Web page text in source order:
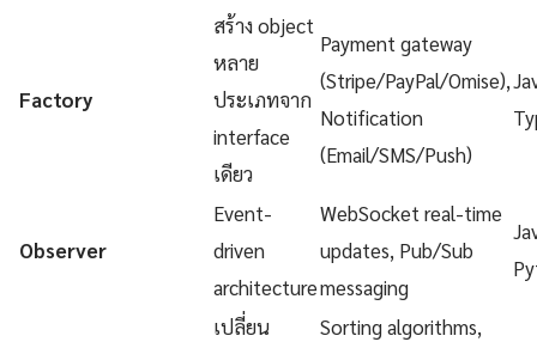
Factory
สร้าง object
หลาย
ประเภทจาก
interface
เดียว
Payment gateway
(Stripe/PayPal/Omise),
Notification
(Email/SMS/Push)
Observer
Event-
driven
architecture
WebSocket real-time
updates, Pub/Sub
messaging
เปลี่ยน
Sorting algorithms,